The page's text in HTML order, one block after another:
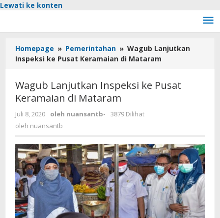
Lewati ke konten
Homepage » Pemerintahan » Wagub Lanjutkan
Inspeksi ke Pusat Keramaian di Mataram
Wagub Lanjutkan Inspeksi ke Pusat
Keramaian di Mataram
Juli 8, 2020 oleh nuansantb-
3879 Dilihat
oleh nuansantb